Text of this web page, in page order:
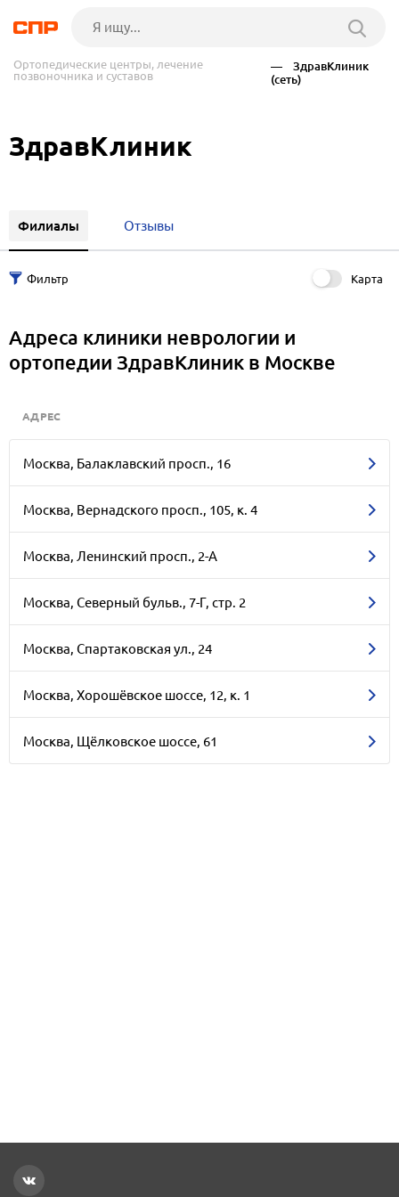
Ортопедические центры, лечение
позвоночника и суставов
— ЗдравКлиник
(сеть)
ЗдравКлиник
Филиалы Отзывы
Карта
Адреса клиники неврологии и
ортопедии ЗдравКлиник в Москве
АДРЕС
Москва, Балаклавский просп., 16
Москва, Вернадского просп., 105, к. 4
Москва, Ленинский просп., 2-А
Москва, Северный бульв., 7-Г, стр. 2
Москва, Спартаковская ул., 24
Москва, Хорошёвское шоссе, 12, к. 1
Москва, Щёлковское шоссе, 61